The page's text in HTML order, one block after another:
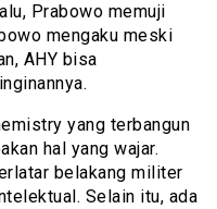
Prabowo memuji
mengaku meski
AHY bisa
yang terbangun
hal yang wajar.
belakang militer
Selain itu, ada